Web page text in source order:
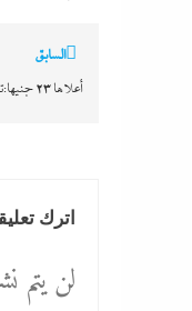
تصفّح
المقالات
السابق
أعلاها 23 جنيها:تذكرة أتوبيس النقل العام زادت بين جنيهين وثلاثة
اترك
لن يتم